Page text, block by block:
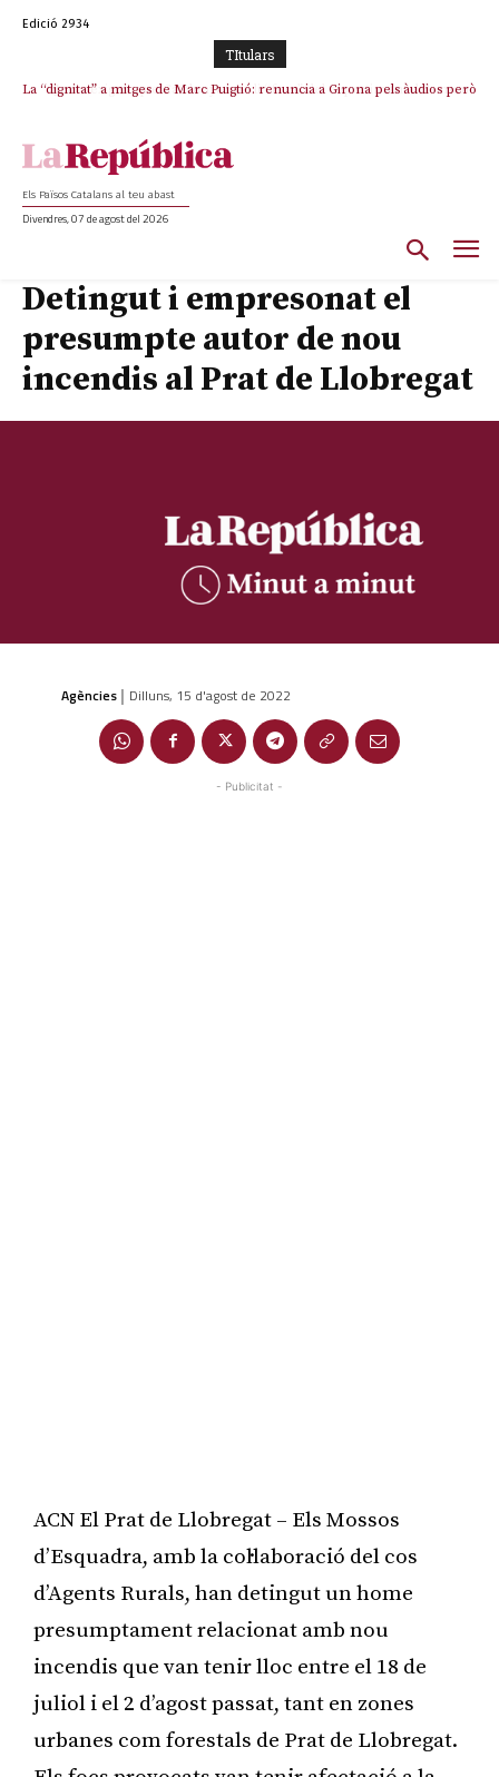
Edició 2934
TItulars
Junts exigeix que Catalunya quedi “fora” del repartiment dels menors
Els Països Catalans al teu abast
Divendres, 07 de agost del 2026
Detingut i empresonat el
presumpte autor de nou
incendis al Prat de Llobregat
Agències | Dilluns, 15 d'agost de 2022
- Publicitat -
ACN El Prat de Llobregat – Els Mossos
d’Esquadra, amb la col·laboració del cos
d’Agents Rurals, han detingut un home
presumptament relacionat amb nou
incendis que van tenir lloc entre el 18 de
juliol i el 2 d’agost passat, tant en zones
urbanes com forestals de Prat de Llobregat.